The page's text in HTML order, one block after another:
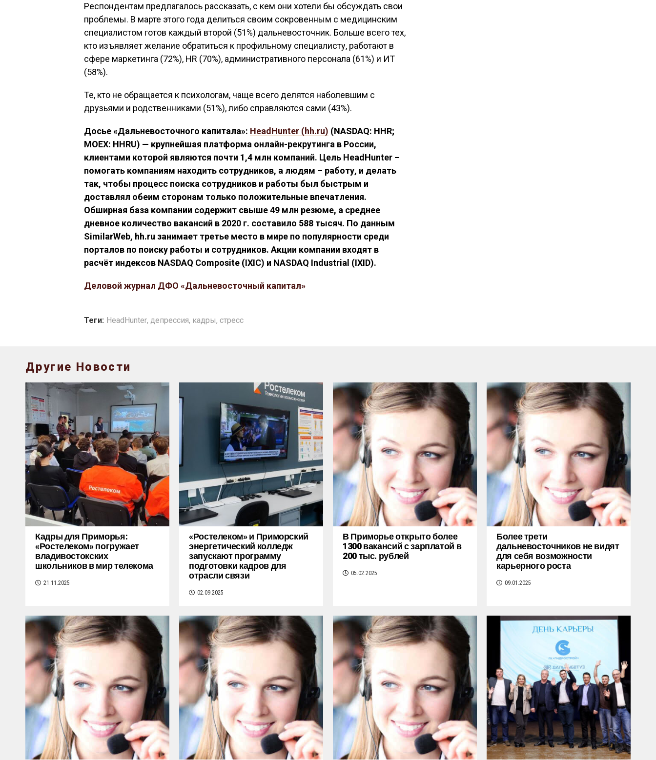
Респондентам предлагалось рассказать, с кем они хотели бы обсуждать свои
проблемы. В марте этого года делиться своим сокровенным с медицинским
специалистом готов каждый второй (51%) дальневосточник. Больше всего тех,
кто изъявляет желание обратиться к профильному специалисту, работают в
сфере маркетинга (72%), HR (70%), административного персонала (61%) и ИТ
(58%).
Те, кто не обращается к психологам, чаще всего делятся наболевшим с
друзьями и родственниками (51%), либо справляются сами (43%).
Досье «Дальневосточного капитала»: HeadHunter (hh.ru) (NASDAQ: HHR;
MOEX: HHRU) — крупнейшая платформа онлайн-рекрутинга в России,
клиентами которой являются почти 1,4 млн компаний. Цель HeadHunter –
помогать компаниям находить сотрудников, а людям – работу, и делать
так, чтобы процесс поиска сотрудников и работы был быстрым и
доставлял обеим сторонам только положительные впечатления.
Обширная база компании содержит свыше 49 млн резюме, а среднее
дневное количество вакансий в 2020 г. составило 588 тысяч. По данным
SimilarWeb, hh.ru занимает третье место в мире по популярности среди
порталов по поиску работы и сотрудников. Акции компании входят в
расчёт индексов NASDAQ Composite (IXIC) и NASDAQ Industrial (IXID).
Деловой журнал ДФО «Дальневосточный капитал»
Теги: HeadHunter, депрессия, кадры, стресс
Другие Новости
Кадры для Приморья:
«Ростелеком» погружает
владивостокских
школьников в мир телекома
21.11.2025
«Ростелеком» и Приморский
энергетический колледж
запускают программу
подготовки кадров для
отрасли связи
02.09.2025
В Приморье открыто более
1300 вакансий с зарплатой в
200 тыс. рублей
05.02.2025
Более трети
дальневосточников не видят
для себя возможности
карьерного роста
09.01.2025